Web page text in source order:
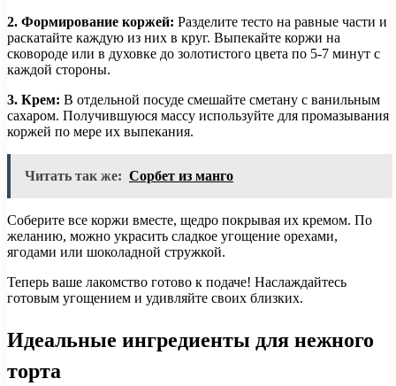
2. Формирование коржей: Разделите тесто на равные части и
раскатайте каждую из них в круг. Выпекайте коржи на
сковороде или в духовке до золотистого цвета по 5-7 минут с
каждой стороны.
3. Крем: В отдельной посуде смешайте сметану с ванильным
сахаром. Получившуюся массу используйте для промазывания
коржей по мере их выпекания.
Читать так же: Сорбет из манго
Соберите все коржи вместе, щедро покрывая их кремом. По
желанию, можно украсить сладкое угощение орехами,
ягодами или шоколадной стружкой.
Теперь ваше лакомство готово к подаче! Наслаждайтесь
готовым угощением и удивляйте своих близких.
Идеальные ингредиенты для нежного
торта